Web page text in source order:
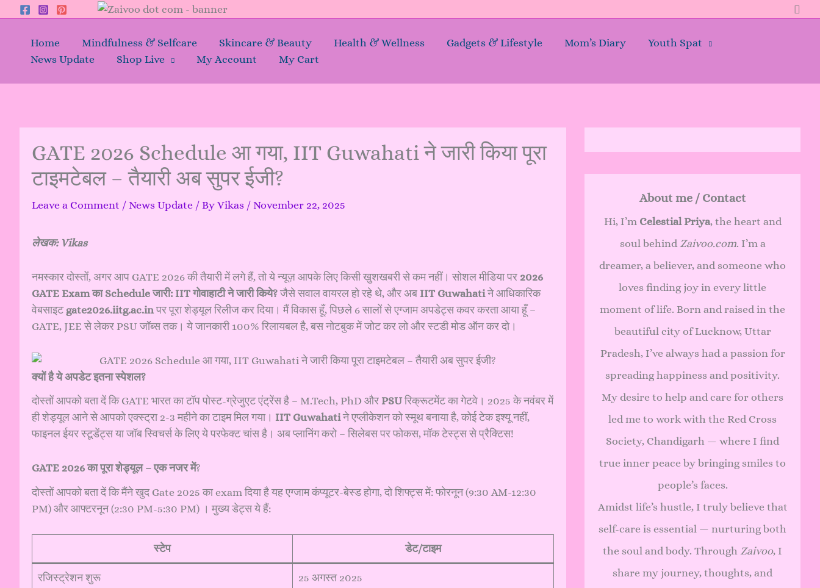
Skip
contentHome Mindfulness & Selfcare Skincare & Beauty Health & Wellness Gadgets & Lifestyle Mom’s Diary
Youth Spat
News Update
Shop Live My Account My Cart
GATE 2026 Schedule आ गया, IIT Guwahati ने जारी किया पूरा
टाइमटेबल – तैयारी अब सुपर ईजी?
Leave a Comment / News Update / By Vikas / November 22, 2025
लेखक: Vikas
नमस्कार दोस्तों, अगर आप GATE 2026 की तैयारी में लगे हैं, तो ये न्यूज़ आपके लिए किसी खुशखबरी से कम नहीं। सोशल मीडिया पर 2026
GATE Exam का Schedule जारी: IIT गोवाहाटी ने जारी किये?जैसे सवाल वायरल हो रहे थे, और अब IIT Guwahatiने आधिकारिक
वेबसाइट gate2026.iitg.ac.inपर पूरा शेड्यूल रिलीज कर दिया। मैं विकास हूँ, पिछले 6 सालों से एग्जाम अपडेट्स कवर करता आया हूँ –
GATE, JEE से लेकर PSU जॉब्स तक। ये जानकारी 100% रिलायबल है, बस नोटबुक में जोट कर लो और स्टडी मोड ऑन कर दो।
क्यों है ये अपडेट इतना स्पेशल?
दोस्तों आपको बता दें कि GATE भारत का टॉप पोस्ट-ग्रेजुएट एंट्रेंस है – M.Tech, PhD और PSUरिक्रूटमेंट का गेटवे। 2025 के नवंबर में
ही शेड्यूल आने से आपको एक्स्ट्रा 2-3 महीने का टाइम मिल गया। IIT Guwahatiने एप्लीकेशन को स्मूथ बनाया है, कोई टेक इश्यू नहीं,
फाइनल ईयर स्टूडेंट्स या जॉब स्विचर्स के लिए ये परफेक्ट चांस है। अब प्लानिंग करो – सिलेबस पर फोकस, मॉक टेस्ट्स से प्रैक्टिस!
GATE 2026 का पूरा शेड्यूल – एक नजर में?
दोस्तों आपको बता दें कि मैंने खुद Gate 2025 का exam दिया है यह एग्जाम कंप्यूटर-बेस्ड होगा, दो शिफ्ट्स में: फोरनून (9:30 AM-12:30
PM) और आफ्टरनून (2:30 PM-5:30 PM) । मुख्य डेट्स ये हैं:
स्टेप डेट/टाइम
रजिस्ट्रेशन शुरू 25 अगस्त 2025
About me / Contact
Hi, I’m Celestial Priya, the heart and
soul behind Zaivoo.com. I’m a
dreamer, a believer, and someone who
loves finding joy in every little
moment of life. Born and raised in the
beautiful city of Lucknow, Uttar
Pradesh, I’ve always had a passion for
spreading happiness and positivity.
My desire to help and care for others
led me to work with the Red Cross
Society, Chandigarh — where I find
true inner peace by bringing smiles to
people’s faces.
Amidst life’s hustle, I truly believe that
self-care is essential — nurturing both
the soul and body. Through Zaivoo, I
share my journey, thoughts, and